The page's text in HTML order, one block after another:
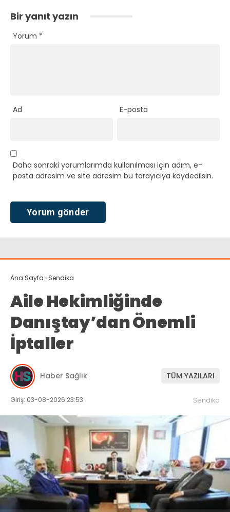
Bir yanıt yazın
Yorum *
Ad E-posta
Daha sonraki yorumlarımda kullanılması için adım, e-
posta adresim ve site adresim bu tarayıcıya kaydedilsin.
Ana Sayfa › Sendika
Aile Hekimliğinde
Danıştay’dan Önemli
İptaller
Haber Sağlık TÜM YAZILARI
Giriş: 03-08-2026 23:53 Sendika